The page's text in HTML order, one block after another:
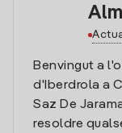
Benvingut a
d'Iberdrola a
Saz De
resoldre